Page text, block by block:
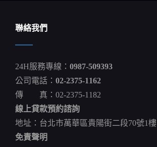
聯絡我們
24H服務專線： 0987-509393
公司電話： 02-2375-1162
傳 真：02-2375-1182
線上貸款預約諮詢
地址：台北市萬華區貴陽街二段70號1樓
免責聲明